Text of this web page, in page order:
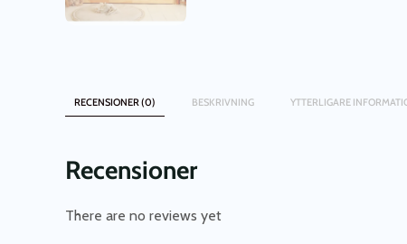
RECENSIONER (0) BESKRIVNING YTTERLIGARE
Recensioner
There are no reviews yet